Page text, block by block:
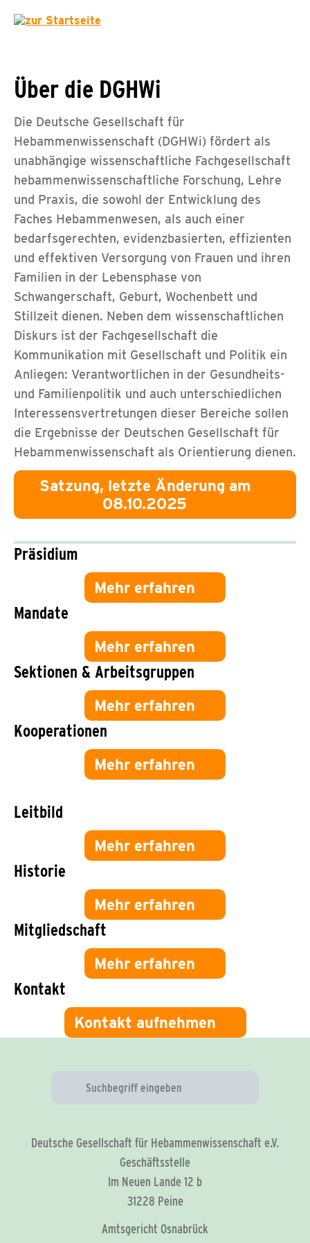
Über die DGHWi
Die Deutsche Gesellschaft für
Hebammenwissenschaft (DGHWi) fördert als
unabhängige wissenschaftliche Fachgesellschaft
hebammenwissenschaftliche Forschung, Lehre
und Praxis, die sowohl der Entwicklung des
Faches Hebammenwesen, als auch einer
bedarfsgerechten, evidenzbasierten, effizienten
und effektiven Versorgung von Frauen und ihren
Familien in der Lebensphase von
Schwangerschaft, Geburt, Wochenbett und
Stillzeit dienen. Neben dem wissenschaftlichen
Diskurs ist der Fachgesellschaft die
Kommunikation mit Gesellschaft und Politik ein
Anliegen: Verantwortlichen in der Gesundheits-
und Familienpolitik und auch unterschiedlichen
Interessensvertretungen dieser Bereiche sollen
die Ergebnisse der Deutschen Gesellschaft für
Hebammenwissenschaft als Orientierung dienen.
Satzung, letzte Änderung am
08.10.2025
Präsidium
Mehr erfahren
Mandate
Mehr erfahren
Sektionen & Arbeitsgruppen
Mehr erfahren
Kooperationen
Mehr erfahren
Leitbild
Mehr erfahren
Historie
Mehr erfahren
Mitgliedschaft
Mehr erfahren
Kontakt
Kontakt aufnehmen
Deutsche Gesellschaft für Hebammenwissenschaft e.V.
Geschäftsstelle
Im Neuen Lande 12 b
31228 Peine
Amtsgericht Osnabrück